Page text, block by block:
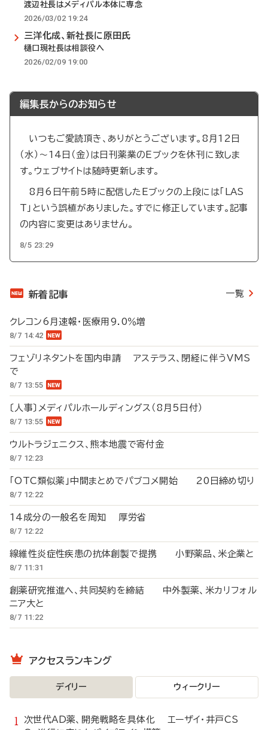
渡辺社長はメディパル本体に専念
2026/03/02 19:24
三洋化成、新社長に原田氏
樋口現社長は相談役へ
2026/02/09 19:00
編集長からのお知らせ
いつもご愛読頂き、ありがとうございます。8月12日
（水）～14日（金）は日刊薬業のEブックを休刊に致しま
す。ウェブサイトは随時更新します。
8月6日午前5時に配信したEブックの上段には「LAS
T」という誤植がありました。すでに修正しています。記事
の内容に変更はありません。
8/5 23:29
新着記事 一覧
クレコン6月速報・医療用9.0％増
8/7 14:42
フェゾリネタントを国内申請 アステラス、閉経に伴うVMS
で
8/7 13:55
〔人事〕メディパルホールディングス（8月5日付）
8/7 13:55
ウルトラジェニクス、熊本地震で寄付金
8/7 12:23
「OTC類似薬」中間まとめでパブコメ開始 20日締め切り
8/7 12:22
14成分の一般名を周知 厚労省
8/7 12:22
線維性炎症性疾患の抗体創製で提携 小野薬品、米企業と
8/7 11:31
創薬研究推進へ、共同契約を締結 中外製薬、米カリフォル
ニア大と
8/7 11:22
アクセスランキング
デイリー ウィークリー
次世代AD薬、開発戦略を具体化 エーザイ・井戸CS